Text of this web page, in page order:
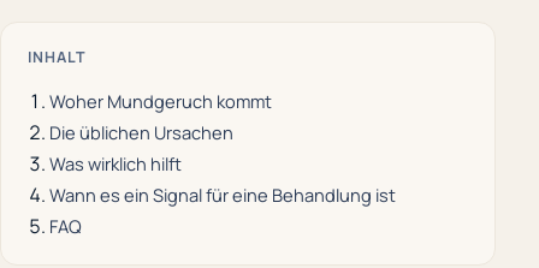
INHALT
Woher Mundgeruch kommt
Die üblichen Ursachen
Was wirklich hilft
Wann es ein Signal für eine Behandlung ist
FAQ